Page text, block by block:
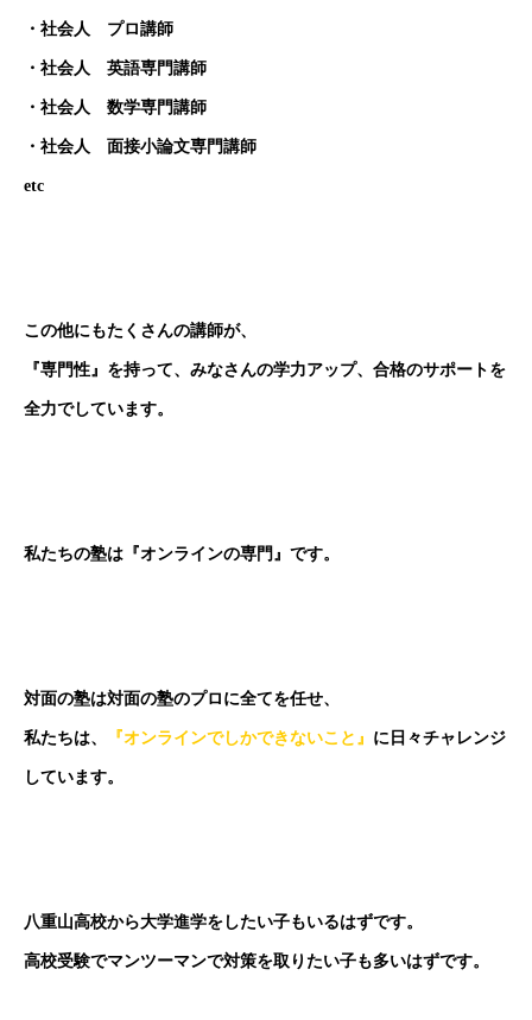
・社会人 プロ講師
・社会人 英語専門講師
・社会人 数学専門講師
・社会人 面接小論文専門講師
etc
この他にもたくさんの講師が、
『専門性』を持って、みなさんの学力アップ、合格のサポートを
全力でしています。
私たちの塾は 『オンラインの専門』です。
対面の塾は対面の塾のプロに全てを任せ、
私たちは、 『オンラインでしかできないこと』 に日々チャレンジ
しています。
八重山高校から大学進学をしたい子もいるはずです。
高校受験でマンツーマンで対策を取りたい子も多いはずです。